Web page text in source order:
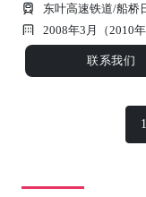
东叶高速铁道/船桥
2008年3月（2010
联系我们
1